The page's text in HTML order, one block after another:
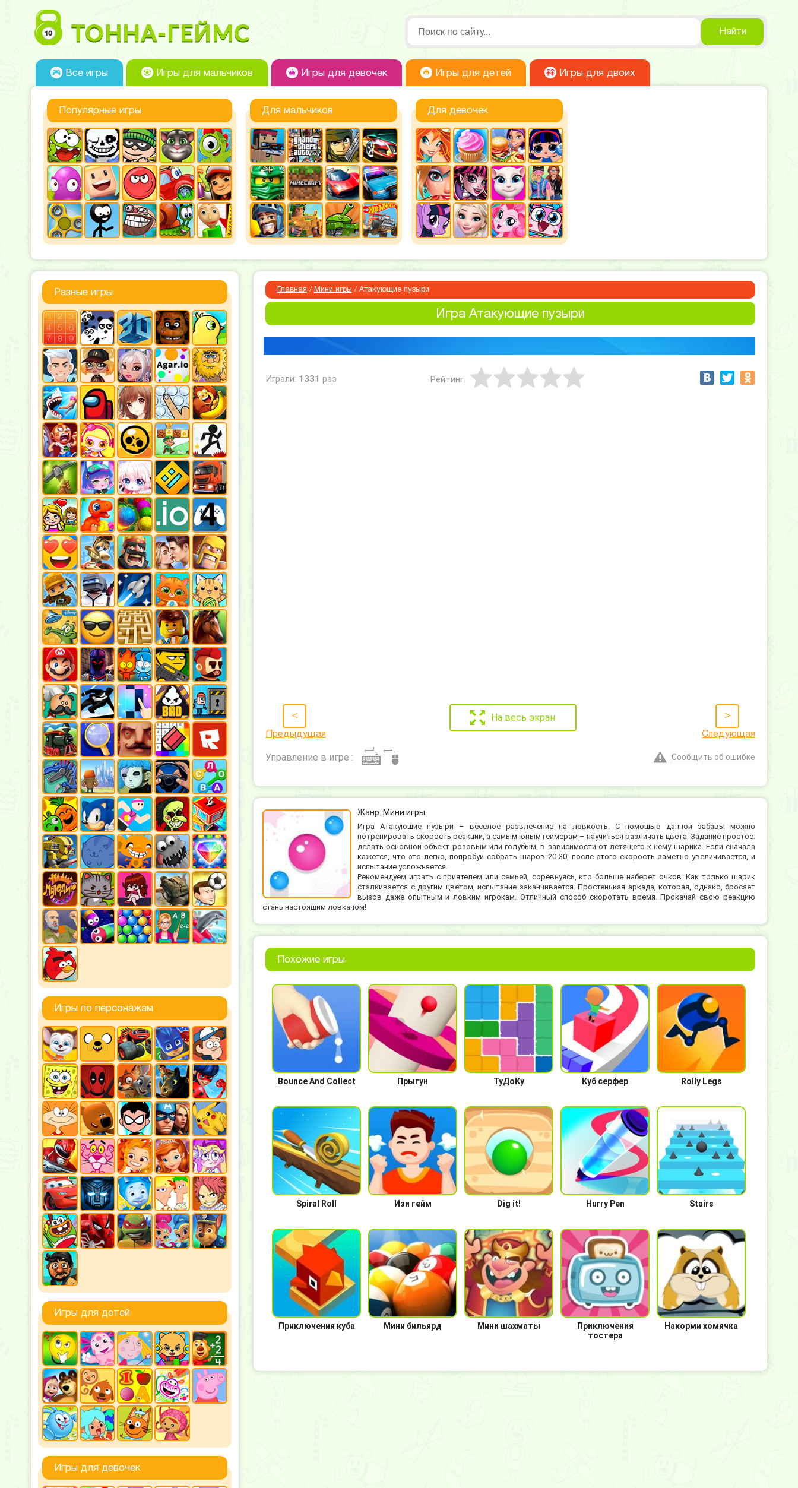
Найти
Все игры Игры для мальчиков Игры для девочек Игры для детей Игры для двоих
Популярные игры Для мальчиков Для девочек
Разные игры
Игры по персонажам
Игры для детей
Игры для девочек
Главная / Мини игры / Атакующие пузыри
Игра Атакующие пузыри
Играли: 1331 раз Рейтинг:
<
Предыдущая
На весь экран >
Следующая
Управление в игре : Сообщить об ошибке
Жанр: Мини игры
Игра Атакующие пузыри – веселое развлечение на ловкость. С помощью данной забавы можно
потренировать скорость реакции, а самым юным геймерам – научиться различать цвета. Задание простое:
делать основной объект розовым или голубым, в зависимости от летящего к нему шарика. Если сначала
кажется, что это легко, попробуй собрать шаров 20-30, после этого скорость заметно увеличивается, и
испытание усложняется.
Рекомендуем играть с приятелем или семьей, соревнуясь, кто больше наберет очков. Как только шарик
сталкивается с другим цветом, испытание заканчивается. Простенькая аркада, которая, однако, бросает
вызов даже опытным и ловким игрокам. Отличный способ скоротать время. Прокачай свою реакцию
стань настоящим ловкачом!
Похожие игры
Bounce And Collect Прыгун ТуДоКу Куб серфер Rolly Legs
Spiral Roll Изи гейм Dig it! Hurry Pen Stairs
Приключения куба Мини бильярд Мини шахматы
Приключения
тостера
Накорми хомячка